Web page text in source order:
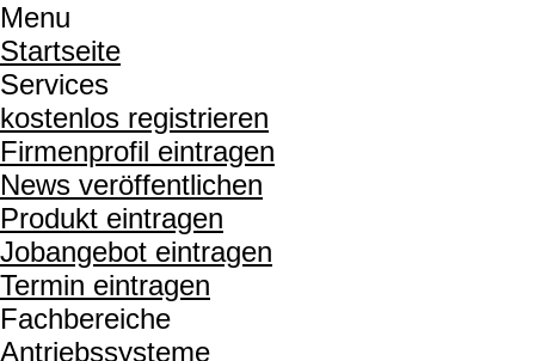
Menu
Startseite
Services
kostenlos registrieren
Firmenprofil eintragen
News veröffentlichen
Produkt eintragen
Jobangebot eintragen
Termin eintragen
Fachbereiche
Antriebssysteme